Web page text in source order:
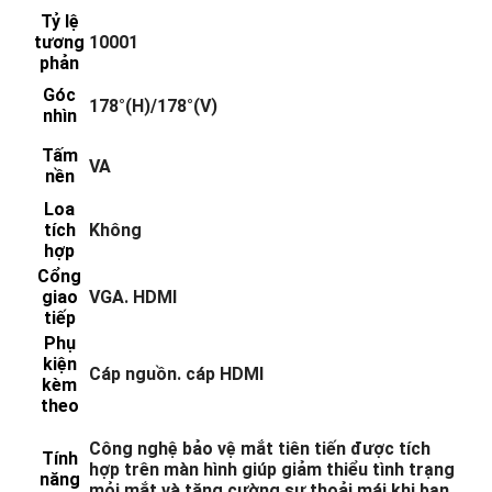
Tỷ lệ
tương
phản
10001
Góc
nhìn
178°(H)/178°(V)
Tấm
nền
VA
Loa
tích
hợp
Không
Cổng
giao
tiếp
VGA. HDMI
Phụ
kiện
kèm
theo
Cáp nguồn. cáp HDMI
Tính
năng
Công nghệ bảo vệ mắt tiên tiến được tích
hợp trên màn hình giúp giảm thiểu tình trạng